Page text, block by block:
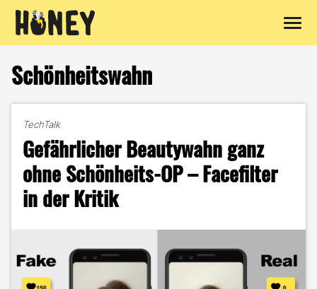
Inhalt
springen
Schönheitswahn
TechTalk
Gefährlicher Beautywahn ganz
ohne Schönheits-OP – Facefilter
in der Kritik